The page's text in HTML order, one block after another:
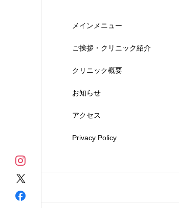
メインメニュー
ご挨拶・クリニック紹介
クリニック概要
お知らせ
アクセス
Privacy Policy